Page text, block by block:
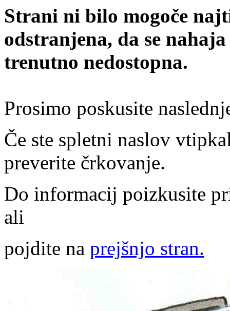
Strani ni bilo mogoče
odstranjena, da se
trenutno nedostopna.
Prosimo poskusite
Če ste spletni naslov
preverite črkovanje.
Do informacij poizkusite
ali
pojdite na prejšnjo stran.